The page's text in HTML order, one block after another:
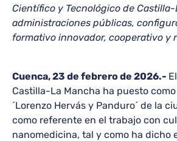
Científico y Tecnológico de
administraciones públicas,
formativo innovador, cooperativo y
Cuenca, 23 de febrero de 2026.-
Castilla-La Mancha ha puesto
´Lorenzo Hervás y Panduro´ de la
como referente en el trabajo con
nanomedicina, tal y como ha dicho